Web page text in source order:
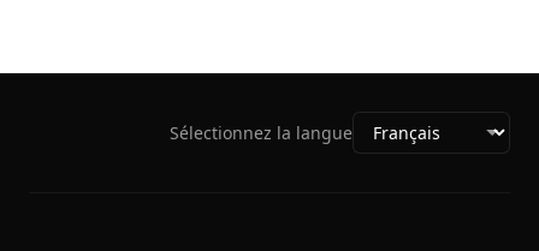
Sélectionnez la langue